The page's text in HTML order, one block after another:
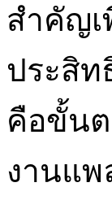
สำคัญ
ประสิท
คือขั้น
งานแ